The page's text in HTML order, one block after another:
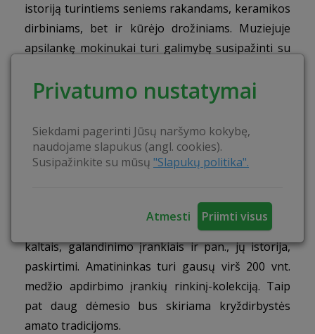
Privatumo nustatymai
Siekdami pagerinti Jūsų naršymo kokybę,
naudojame slapukus (angl. cookies).
Susipažinkite su mūsų "Slapukų politika".
Atmesti Priimti visus
istoriją turintiems seniems rakandams, keramikos
dirbiniams, bet ir kūrėjo drožiniams. Muziejuje
apsilankę mokinukai turi galimybę susipažinti su
nugrimzti į širdžiai mielus prisiminimus.
Supažindinti su įvairiais medžio apdirbimo
įrankiais, pristatyti kryždirbystės amatą, jo istoriją
Edukacijos metu susipažinsite su
įrankiais – kirviais, pjūklais, grąžtais, obliais,
kaltais, galandinimo įrankiais ir pan., jų istorija,
paskirtimi. Amatininkas turi gausų virš 200 vnt.
medžio apdirbimo įrankių rinkinį-kolekciją. Taip
pat daug dėmesio bus skiriama kryždirbystės
amato tradicijoms.